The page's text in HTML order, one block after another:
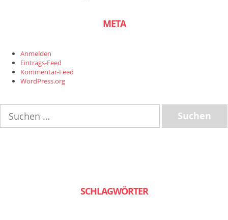
META
Anmelden
Eintrags-Feed
Kommentar-Feed
WordPress.org
nach:
SCHLAGWÖRTER